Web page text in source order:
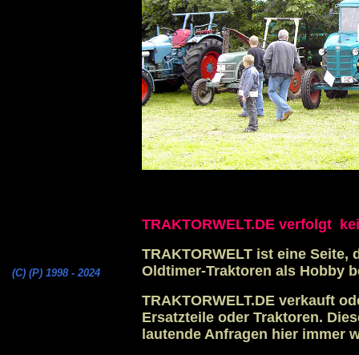
(C) (P) 1998 - 2024
TRAKTORWELT.DE verfolgt
TRAKTORWELT ist eine Seite,
Oldtimer-Traktoren als Hobby
TRAKTORWELT.DE verkauft
Ersatzteile oder Traktoren.
lautende Anfragen hier immer